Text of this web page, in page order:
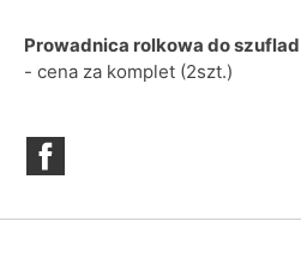
Prowadnica rolkowa do
- cena za komplet (2szt.)